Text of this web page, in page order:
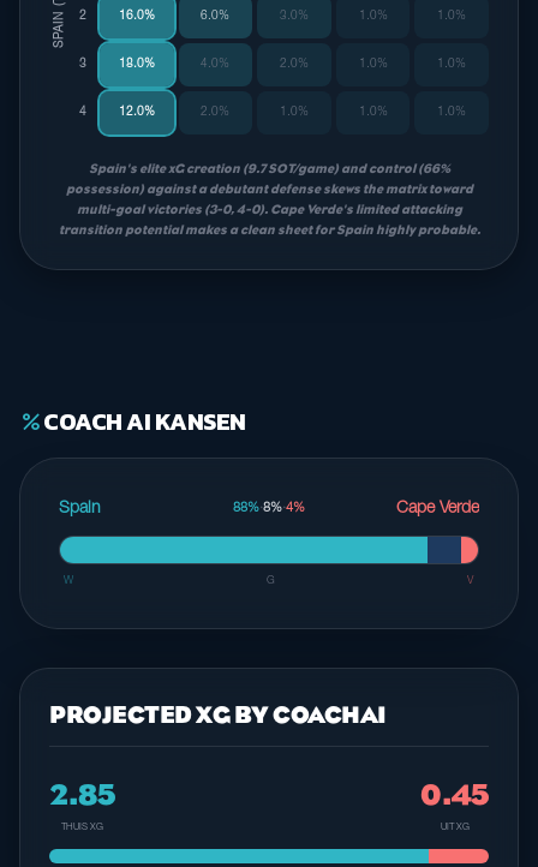
2 16.0% 6.0% 3.0% 1.0% 1.0%
3 18.0% 4.0% 2.0% 1.0% 1.0%
4 12.0% 2.0% 1.0% 1.0% 1.0%
Spain's elite xG creation (9.7 SOT/game) and control (66%
possession) against a debutant defense skews the matrix toward
multi-goal victories (3-0, 4-0). Cape Verde's limited attacking
transition potential makes a clean sheet for Spain highly probable.
percentCOACH AI KANSEN
Spain 88%·8%·4% Cape Verde
W G V
PROJECTED XG BY COACHAI
2.85
THUIS XG
0.45
UIT XG